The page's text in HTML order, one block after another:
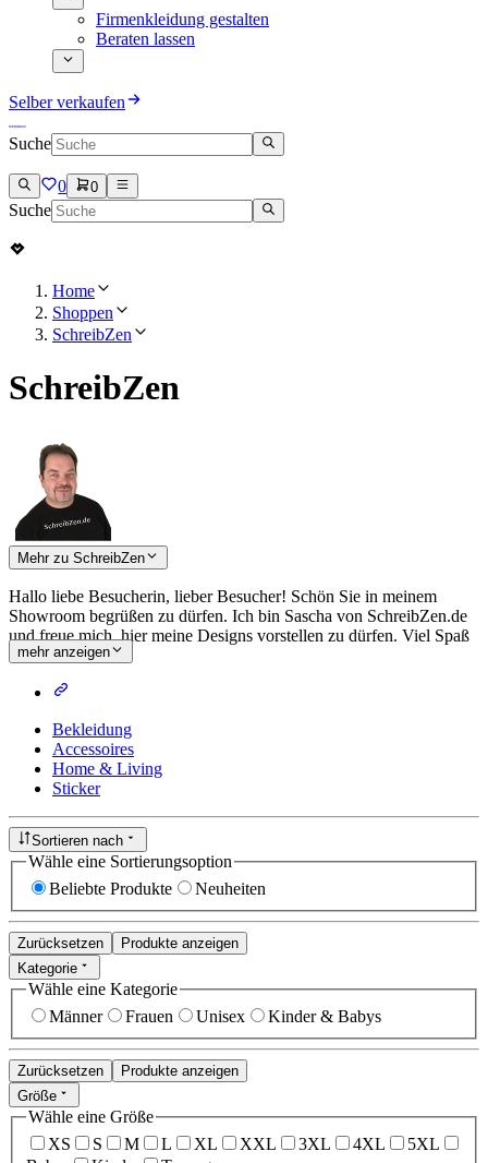
Firmenkleidung gestalten
Beraten lassen
Selber verkaufen
Suche
0 0
Suche
Home
Shoppen
SchreibZen
SchreibZen
Mehr zu SchreibZen
Hallo liebe Besucherin, lieber Besucher! Schön Sie in meinem
Showroom begrüßen zu dürfen. Ich bin Sascha von SchreibZen.de
und freue mich, hier meine Designs vorstellen zu dürfen. Viel Spaß
beim stöbern.
mehr anzeigen
Bekleidung
Accessoires
Home & Living
Sticker
Sortieren nach
Wähle eine Sortierungsoption
Beliebte Produkte
Neuheiten
Zurücksetzen
Produkte anzeigen
Kategorie
Wähle eine Kategorie
Männer
Frauen Unisex Kinder & Babys
Zurücksetzen
Produkte anzeigen
Größe
Wähle eine Größe
XS
S M L XL XXL 3XL 4XL
5XL